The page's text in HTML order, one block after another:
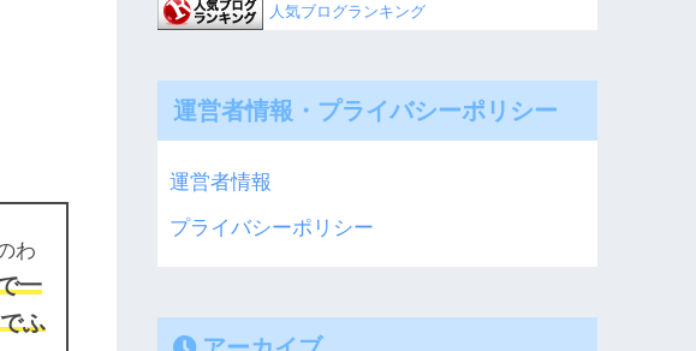
わ
一
ふ
人気ブログランキング
運営者情報・プライバシーポリシー
運営者情報
プライバシーポリシー